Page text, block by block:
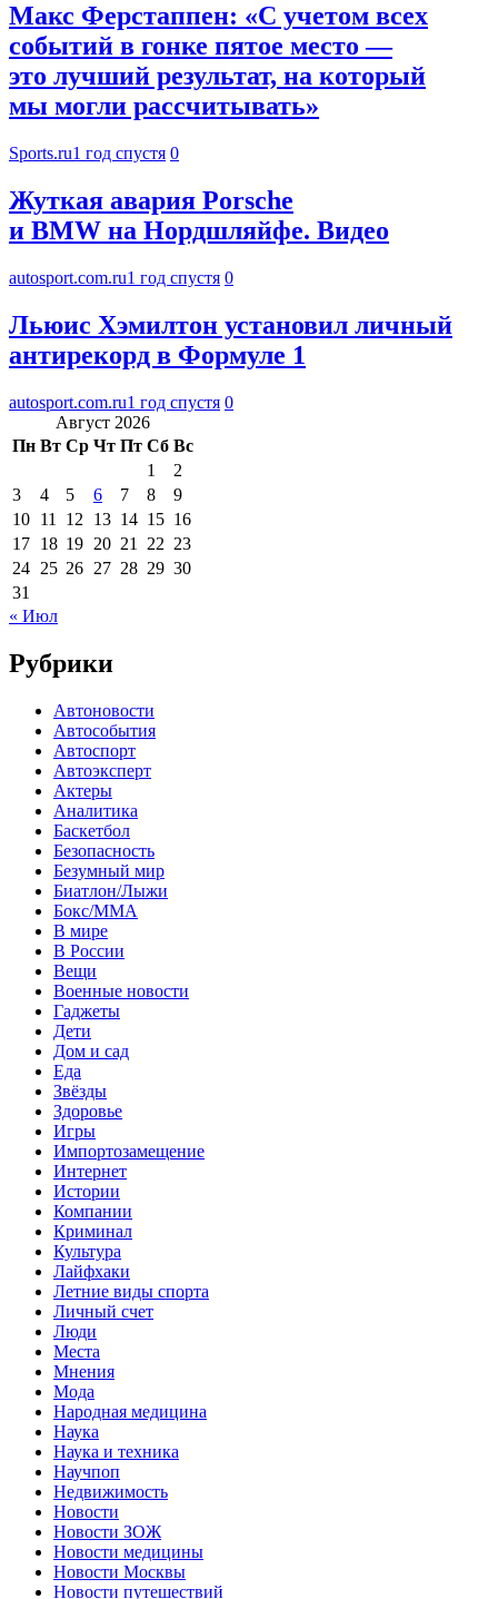
Макс Ферстаппен: «С учетом всех
событий в гонке пятое место —
это лучший результат, на который
мы могли рассчитывать»
Sports.ru1 год спустя 0
Жуткая авария Porsche
и BMW на Нордшляйфе. Видео
autosport.com.ru1 год спустя 0
Льюис Хэмилтон установил личный
антирекорд в Формуле 1
autosport.com.ru1 год спустя 0
Август 2026
Пн Вт Ср Чт Пт Сб Вс
1
2
3
4 5 6 7 8
9
10 11 12 13 14 15 16
17 18 19 20 21 22 23
24 25 26 27 28 29 30
31
« Июл
Рубрики
Автоновости
Автособытия
Автоспорт
Автоэксперт
Актеры
Аналитика
Баскетбол
Безопасность
Безумный мир
Биатлон/Лыжи
Бокс/MMA
В мире
В России
Вещи
Военные новости
Гаджеты
Дети
Дом и сад
Еда
Звёзды
Здоровье
Игры
Импортозамещение
Интернет
Истории
Компании
Криминал
Культура
Лайфхаки
Летние виды спорта
Личный счет
Люди
Места
Мнения
Мода
Народная медицина
Наука
Наука и техника
Научпоп
Недвижимость
Новости
Новости ЗОЖ
Новости медицины
Новости Москвы
Новости путешествий